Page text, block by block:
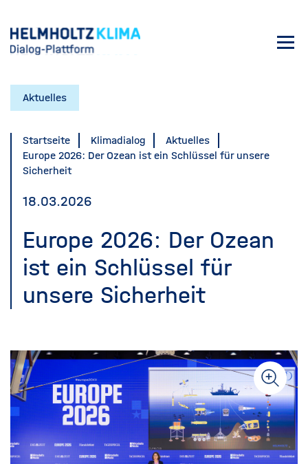
zum
Inhalt
Aktuelles
Startseite Klimadialog
Aktuelles
Europe 2026: Der Ozean ist ein Schlüssel für unsere
Sicherheit
18.03.2026
Europe 2026: Der Ozean
ist ein Schlüssel für
unsere Sicherheit